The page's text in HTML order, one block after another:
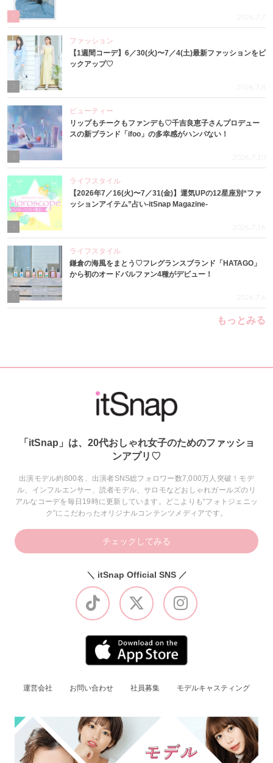
2026.7.7
ファッション
【1週間コーデ】6／30(火)〜7／4(土)最新ファッションをピ
ックアップ♡
2026.7.8
3
ビューティー
リップもチークもファンデも♡千吉良恵子さんプロデュー
スの新ブランド「ifoo」の多幸感がハンパない！
2026.7.10
4
ライフスタイル
【2026年7／16(火)〜7／31(金)】運気UPの12星座別“ファ
ッションアイテム”占い-itSnap Magazine-
2026.7.16
ライフスタイル
鎌倉の海風をまとう♡フレグランスブランド「HATAGO」
から初のオードパルファン4種がデビュー！
2026.7.6
もっとみる
「itSnap」は、20代おしゃれ女子のためのファッショ
ンアプリ♡
出演モデル約800名、出演者SNS総フォロワー数7,000万人突破！モデ
ル、インフルエンサー、読者モデル、サロモなどおしゃれガールズのリ
アルなコーデを毎日19時に更新しています。どこよりも“フォトジェニッ
ク”にこだわったオリジナルコンテンツメディアです。
チェックしてみる
＼ itSnap Official SNS ／
運営会社 お問い合わせ 社員募集 モデルキャスティング